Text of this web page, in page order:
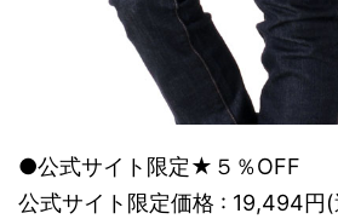
●公式サイト限定★５％OFF
公式サイト限定価格 : 19,494円